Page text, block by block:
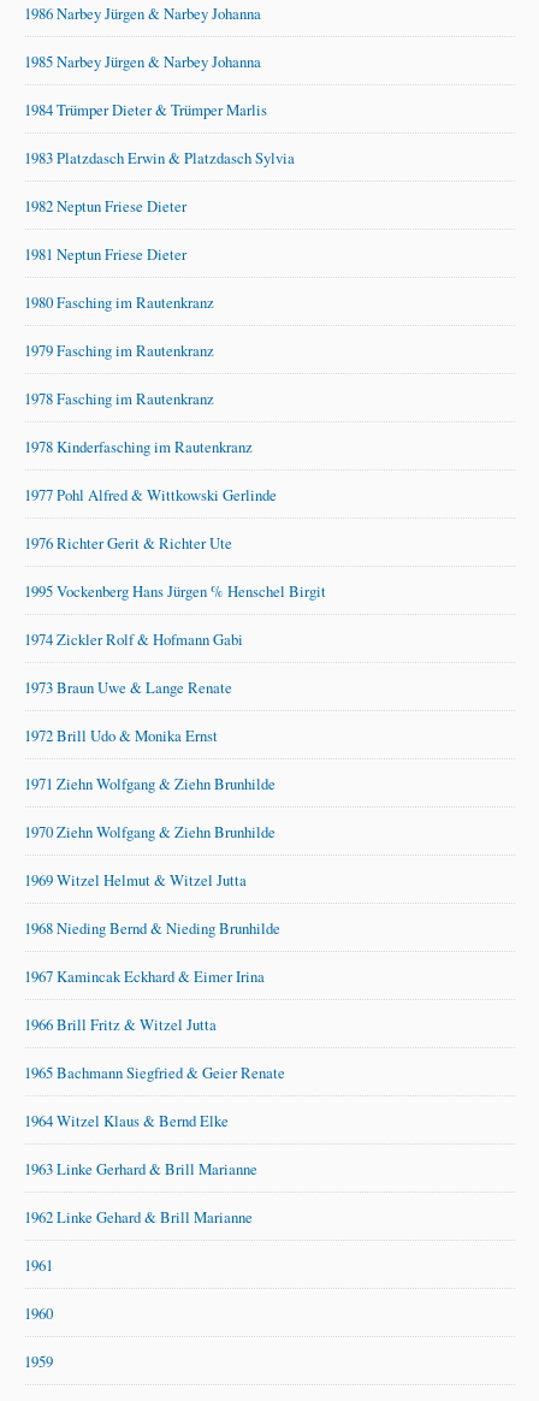
1986 Narbey Jürgen & Narbey Johanna
1985 Narbey Jürgen & Narbey Johanna
1984 Trümper Dieter & Trümper Marlis
1983 Platzdasch Erwin & Platzdasch Sylvia
1982 Neptun Friese Dieter
1981 Neptun Friese Dieter
1980 Fasching im Rautenkranz
1979 Fasching im Rautenkranz
1978 Fasching im Rautenkranz
1978 Kinderfasching im Rautenkranz
1977 Pohl Alfred & Wittkowski Gerlinde
1976 Richter Gerit & Richter Ute
1995 Vockenberg Hans Jürgen % Henschel Birgit
1974 Zickler Rolf & Hofmann Gabi
1973 Braun Uwe & Lange Renate
1972 Brill Udo & Monika Ernst
1971 Ziehn Wolfgang & Ziehn Brunhilde
1970 Ziehn Wolfgang & Ziehn Brunhilde
1969 Witzel Helmut & Witzel Jutta
1968 Nieding Bernd & Nieding Brunhilde
1967 Kamincak Eckhard & Eimer Irina
1966 Brill Fritz & Witzel Jutta
1965 Bachmann Siegfried & Geier Renate
1964 Witzel Klaus & Bernd Elke
1963 Linke Gerhard & Brill Marianne
1962 Linke Gehard & Brill Marianne
1961
1960
1959